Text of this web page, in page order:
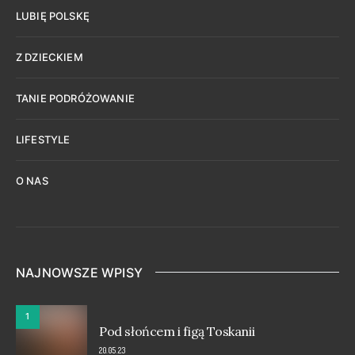
LUBIĘ POLSKĘ
Z DZIECKIEM
TANIE PODRÓŻOWANIE
LIFESTYLE
O NAS
NAJNOWSZE WPISY
1
Pod słońcem i figą Toskanii
20.05.23